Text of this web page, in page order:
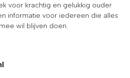
voor krachtig en gelukkig ouder
informatie voor iedereen die alles
wil blijven doen.